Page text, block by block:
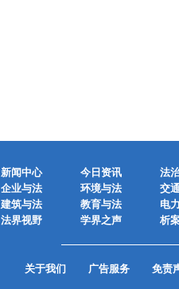
新闻中心 今日资讯
法
企业与法
环境与法
交
建筑与法
教育与法
电
法界视野
学界之声 析
关于我们 广告服务 免责